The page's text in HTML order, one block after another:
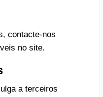
contacte-nos
no site.
a terceiros